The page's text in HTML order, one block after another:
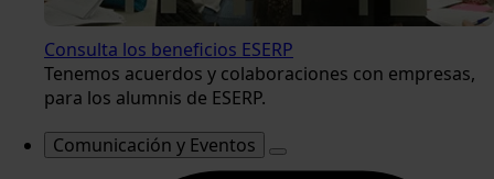
Consulta los beneficios ESERP
Tenemos acuerdos y colaboraciones con empresas,
para los alumnis de ESERP.
Comunicación y Eventos